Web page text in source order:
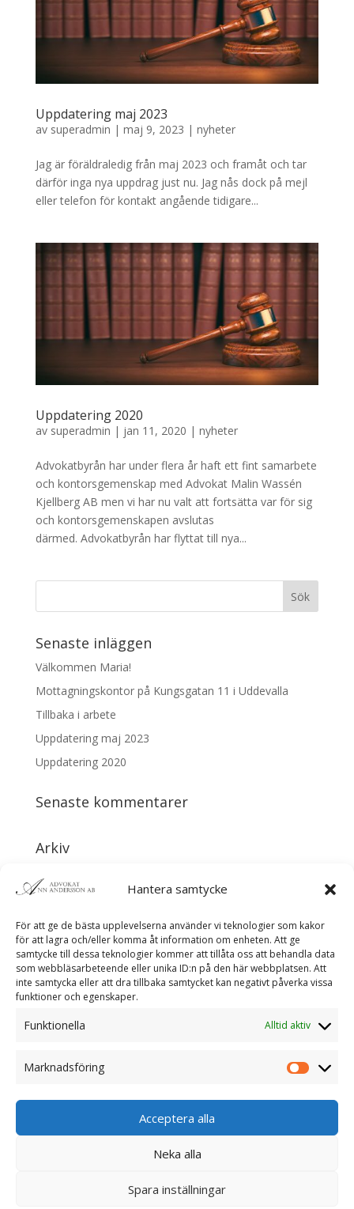
Hantera samtycke
För att ge de bästa upplevelserna använder vi teknologier som kakor
för att lagra och/eller komma åt information om enheten. Att ge
samtycke till dessa teknologier kommer att tillåta oss att behandla data
som webbläsarbeteende eller unika ID:n på den här webbplatsen. Att
inte samtycka eller att dra tillbaka samtycket kan negativt påverka vissa
funktioner och egenskaper.
Funktionella Alltid aktiv
Marknadsföring
Acceptera alla
Neka alla
Spara inställningar
Uppdatering maj 2023
av superadmin | maj 9, 2023 | nyheter
Jag är föräldraledig från maj 2023 och framåt och tar
därför inga nya uppdrag just nu. Jag nås dock på mejl
eller telefon för kontakt angående tidigare...
Uppdatering 2020
av superadmin | jan 11, 2020 | nyheter
Advokatbyrån har under flera år haft ett fint samarbete
och kontorsgemenskap med Advokat Malin Wassén
Kjellberg AB men vi har nu valt att fortsätta var för sig
och kontorsgemenskapen avslutas
därmed. Advokatbyrån har flyttat till nya...
Senaste inläggen
Välkommen Maria!
Mottagningskontor på Kungsgatan 11 i Uddevalla
Tillbaka i arbete
Uppdatering maj 2023
Uppdatering 2020
Senaste kommentarer
Arkiv
november 2024
augusti 2024
maj 2023
januari 2020
Kategorier
nyheter